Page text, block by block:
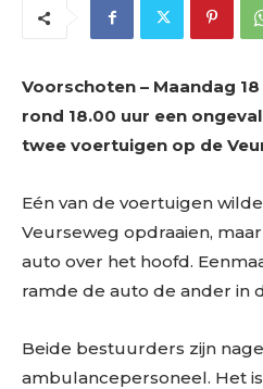
Voorschoten – Maandag
rond 18.00 uur een
twee voertuigen op de
Eén van de voertuigen
Veurseweg opdraaien,
auto over het hoofd.
ramde de auto de ander in
Beide bestuurders zijn
ambulancepersoneel. Het